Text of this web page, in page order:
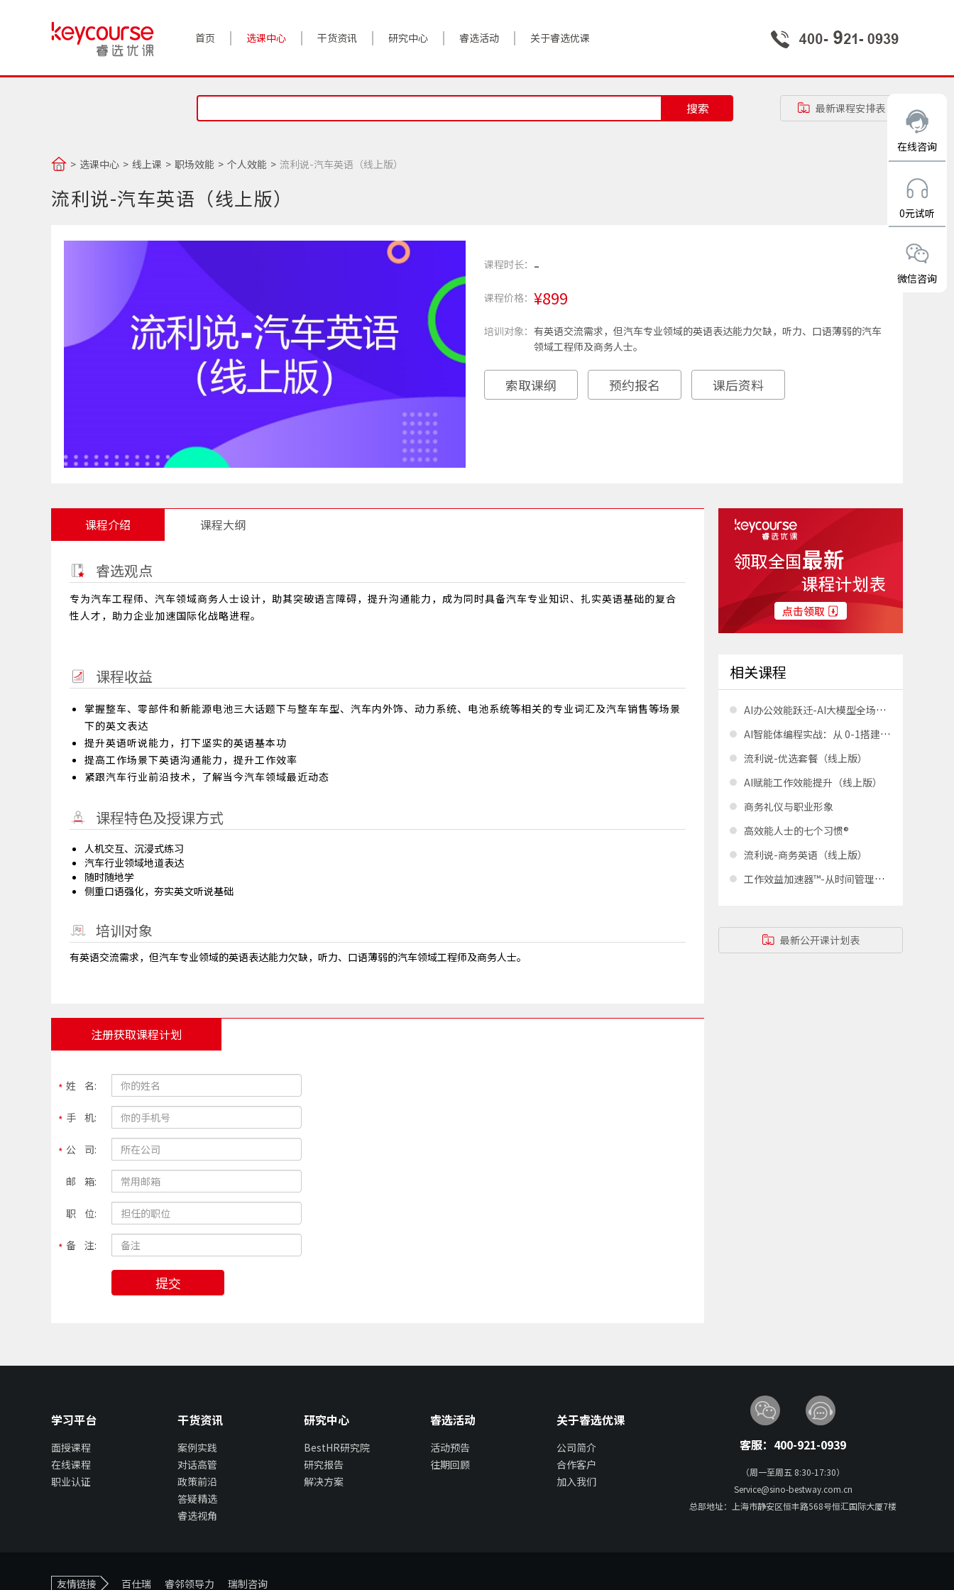
首页 选课中心 干货资讯
案例实践
对话高管
研究中心
BestHR研究院
研究报告
睿选活动
活动预告
往期回顾
关于睿选优课
关于我们
加入我们
在线咨询
0元试听
微信咨询
搜索 最新课程安排表
选课中心 线上课 职场效能 个人效能 流利说-汽车英语（线上版）
流利说-汽车英语（线上版）
课程时长： -
课程价格： ¥899
培训对象： 有英语交流需求，但汽车专业领域的英语表达能力欠缺，听力、口语薄弱的汽车
领域工程师及商务人士。
索取课纲 预约报名 课后资料
课程介绍 课程大纲
睿选观点
专为汽车工程师、汽车领域商务人士设计，助其突破语言障碍，提升沟通能力，成为同时具备汽车专业知识、扎实英语基础的复合
性人才，助力企业加速国际化战略进程。
课程收益
掌握整车、零部件和新能源电池三大话题下与整车车型、汽车内外饰、动力系统、电池系统等相关的专业词汇及汽车销售等场景
下的英文表达
提升英语听说能力，打下坚实的英语基本功
提高工作场景下英语沟通能力，提升工作效率
紧跟汽车行业前沿技术，了解当今汽车领域最近动态
课程特色及授课方式
人机交互、沉浸式练习
汽车行业领域地道表达
随时随地学
侧重口语强化，夯实英文听说基础
培训对象
有英语交流需求，但汽车专业领域的英语表达能力欠缺，听力、口语薄弱的汽车领域工程师及商务人士。
注册获取课程计划
姓 名:
手 机:
公 司:
邮 箱:
职 位:
备 注:
提交
相关课程
AI办公效能跃迁-AI大模型全场景落地实战与智能体构建
AI智能体编程实战：从 0-1搭建企业 AI员工
流利说-优选套餐（线上版）
AI赋能工作效能提升（线上版）
商务礼仪与职业形象
高效能人士的七个习惯®
流利说-商务英语（线上版）
工作效益加速器™-从时间管理到效益管理
最新公开课计划表
学习平台
面授课程
在线课程
职业认证
干货资讯
案例实践
对话高管
政策前沿
答疑精选
睿选视角
研究中心
BestHR研究院
研究报告
解决方案
睿选活动
活动预告
往期回顾
关于睿选优课
公司简介
合作客户
加入我们
客服：400-921-0939
（周一至周五 8:30-17:30）
Service@sino-bestway.com.cn
总部地址：上海市静安区恒丰路568号恒汇国际大厦7楼
友情链接 百仕瑞 睿邻领导力 瑞制咨询